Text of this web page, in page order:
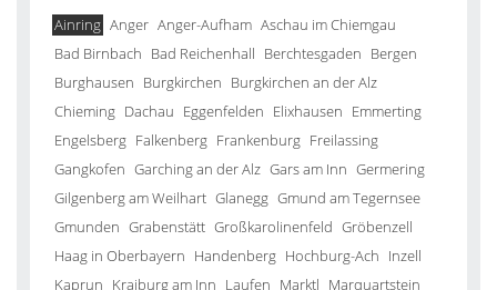
Ainring Anger Anger-Aufham Aschau im Chiemgau
Bad Birnbach Bad Reichenhall Berchtesgaden Bergen
Burghausen Burgkirchen Burgkirchen an der Alz
Chieming Dachau Eggenfelden Elixhausen Emmerting
Engelsberg Falkenberg Frankenburg Freilassing
Gangkofen Garching an der Alz Gars am Inn Germering
Gilgenberg am Weilhart Glanegg Gmund am Tegernsee
Gmunden Grabenstätt Großkarolinenfeld Gröbenzell
Haag in Oberbayern Handenberg Hochburg-Ach Inzell
Kaprun Kraiburg am Inn Laufen Marktl Marquartstein